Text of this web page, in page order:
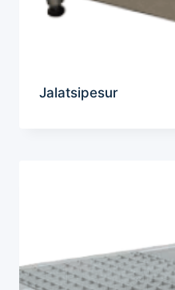
Jalatsipesur